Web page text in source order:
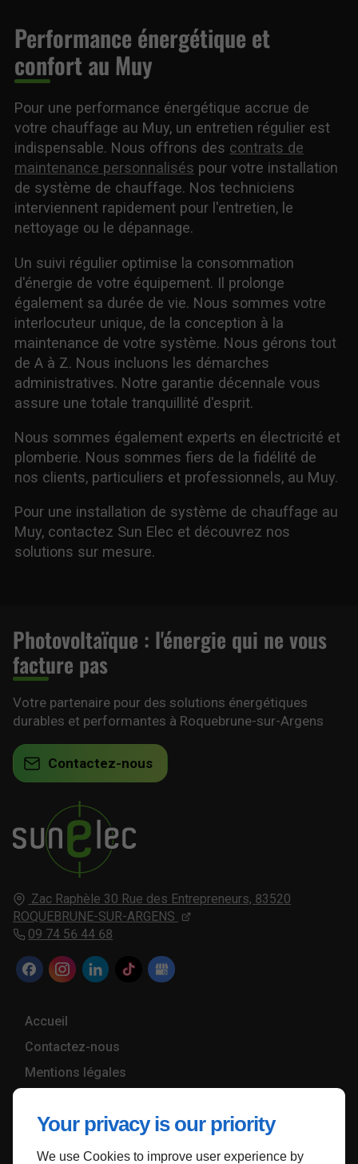
Your privacy is our priority
We use Cookies to improve user experience by
Performance énergétique et
confort au Muy
Pour une performance énergétique accrue de
votre chauffage au Muy, un entretien régulier est
indispensable. Nous offrons des contrats de
maintenance personnalisés pour votre installation
de système de chauffage. Nos techniciens
interviennent rapidement pour l'entretien, le
nettoyage ou le dépannage.
Un suivi régulier optimise la consommation
d'énergie de votre équipement. Il prolonge
également sa durée de vie. Nous sommes votre
interlocuteur unique, de la conception à la
maintenance de votre système. Nous gérons tout
de A à Z. Nous incluons les démarches
administratives. Notre garantie décennale vous
assure une totale tranquillité d'esprit.
Nous sommes également experts en électricité et
plomberie. Nous sommes fiers de la fidélité de
nos clients, particuliers et professionnels, au Muy.
Pour une installation de système de chauffage au
Muy, contactez Sun Elec et découvrez nos
solutions sur mesure.
Zac Raphèle 30 Rue des Entrepreneurs, 83520
ROQUEBRUNE-SUR-ARGENS
09 74 56 44 68
Accueil
Contactez-nous
Mentions légales
Photovoltaïque : l'énergie qui ne vous
facture pas
Votre partenaire pour des solutions énergétiques
durables et performantes à Roquebrune-sur-Argens
Contactez-nous